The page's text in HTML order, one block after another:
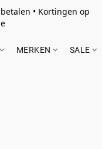
• Kortingen op
MERKEN SALE